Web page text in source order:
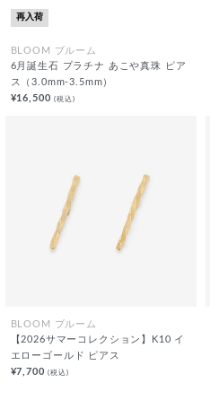
再入荷
BLOOM ブルーム
6月誕生石 プラチナ あこや真珠 ピア
ス（3.0mm-3.5mm）
¥16,500(税込)
BLOOM ブルーム
【2026サマーコレクション】K10 イ
エローゴールド ピアス
¥7,700(税込)